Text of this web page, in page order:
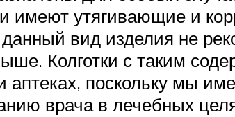
имеют утягивающие и
данный вид изделия не
Колготки с таким
аптеках, поскольку мы
врача в лечебных